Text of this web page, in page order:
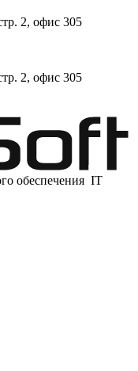
стр. 2, офис 305
стр. 2, офис 305
обеспечения IT